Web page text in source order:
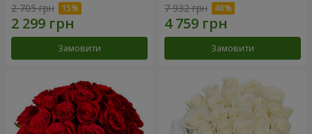
2 705 грн
Замовити
7 932 грн
Замовити